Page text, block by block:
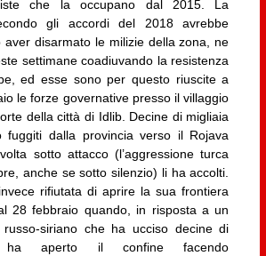
che la occupano dal 2015. La
gli accordi del 2018 avrebbe
aver disarmato le milizie della zona, ne
settimane coadiuvando la resistenza
ed esse sono per questo riuscite a
le forze governative presso il villaggio
della città di Idlib. Decine di migliaia
fuggiti dalla provincia verso il Rojava
sotto attacco (l’aggressione turca
anche se sotto silenzio) li ha accolti.
rifiutata di aprire la sua frontiera
28 febbraio quando, in risposta a un
russo-siriano che ha ucciso decine di
ha aperto il confine facendo